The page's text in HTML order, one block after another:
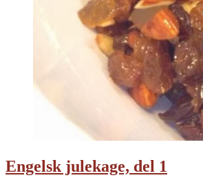
Engelsk julekage, del 1